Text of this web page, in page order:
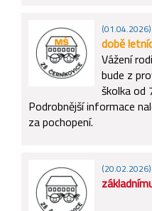
(01.04.2026)
době
Vážení
bude z
školka od
Podrobnější informace
za pochopení.
(20.02.2026)